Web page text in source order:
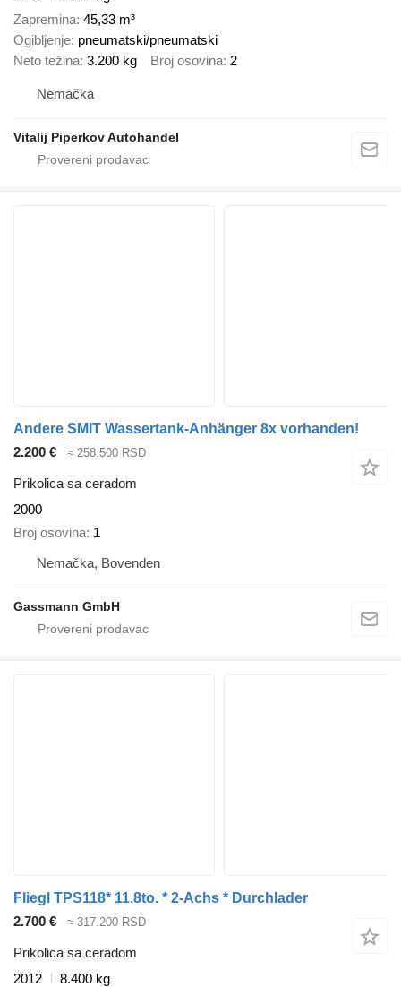
Zapremina 45,33 m³
Ogibljenje pneumatski/pneumatski
Neto težina 3.200 kg Broj osovina 2
Nemačka
Vitalij Piperkov Autohandel
Andere SMIT Wassertank-Anhänger 8x vorhanden!
2.200 €
≈ 258.500 RSD
Prikolica sa ceradom
2000
Broj osovina 1
Nemačka, Bovenden
Gassmann GmbH
Fliegl TPS118* 11.8to. * 2-Achs * Durchlader
2.700 €
≈ 317.200 RSD
Prikolica sa ceradom
2012
8.400 kg